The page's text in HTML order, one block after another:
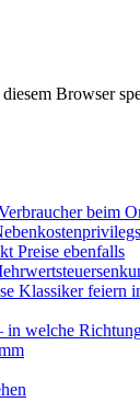
Browser
beim
Preise ebenfalls
Klassiker feiern
in welche